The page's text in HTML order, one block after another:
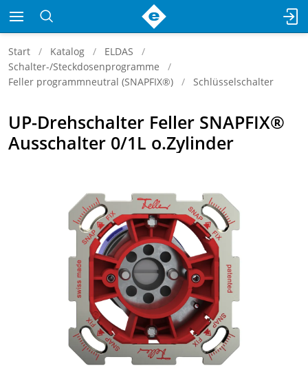
Start Katalog
ELDAS
Schalter-/Steckdosenprogramme
Feller programmneutral (SNAPFIX®)
Schlüsselschalter
UP-Drehschalter Feller SNAPFIX®
Ausschalter 0/1L o.Zylinder